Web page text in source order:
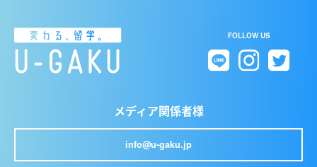
FOLLOW US
メディア関係者様
info@u-gaku.jp